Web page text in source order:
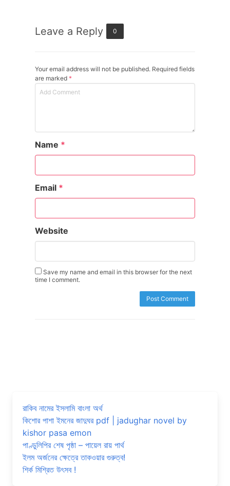
Leave a Reply 0
Your email address will not be published. Required fields
are marked *
Name *
Email *
Website
Save my name and email in this browser for the next
time I comment.
রাকিব নামের ইসলামি বাংলা অর্থ
কিশোর পাশা ইমনের জাদুঘর pdf | jadughar novel by
kishor pasa emon
পাণ্ডুলিপির শেষ পৃষ্ঠা – পায়েল রায় পার্থ
ইলম অর্জনের ক্ষেত্রে তাকওয়ার গুরুত্ব!
শির্ক মিশ্রিত উৎসব !